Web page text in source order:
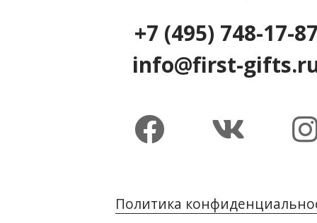
+7 (495) 748-17-
info@first-
Политика